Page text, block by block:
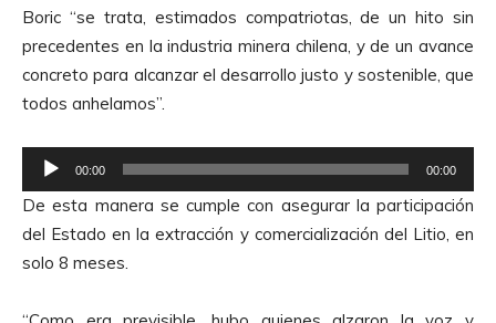
Boric “se trata, estimados compatriotas, de un hito sin
precedentes en la industria minera chilena, y de un avance
concreto para alcanzar el desarrollo justo y sostenible, que
todos anhelamos”.
e
p
r
o
00:00 00:00
De esta manera se cumple con asegurar la participación
del Estado en la extracción y comercialización del Litio, en
solo 8 meses.